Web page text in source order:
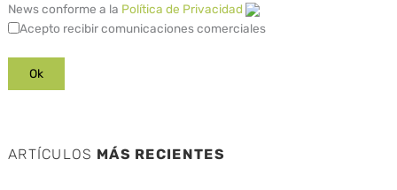
News conforme a la Política de Privacidad
Acepto recibir comunicaciones comerciales
ARTÍCULOS MÁS RECIENTES